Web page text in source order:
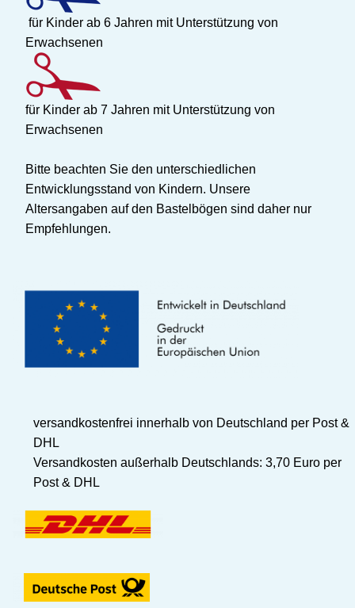
für Kinder ab 6 Jahren mit Unterstützung von
Erwachsenen
für Kinder ab 7 Jahren mit Unterstützung von
Erwachsenen
Bitte beachten Sie den unterschiedlichen
Entwicklungsstand von Kindern. Unsere
Altersangaben auf den Bastelbögen sind daher nur
Empfehlungen.
versandkostenfrei innerhalb von Deutschland per Post &
DHL
Versandkosten außerhalb Deutschlands: 3,70 Euro per
Post & DHL